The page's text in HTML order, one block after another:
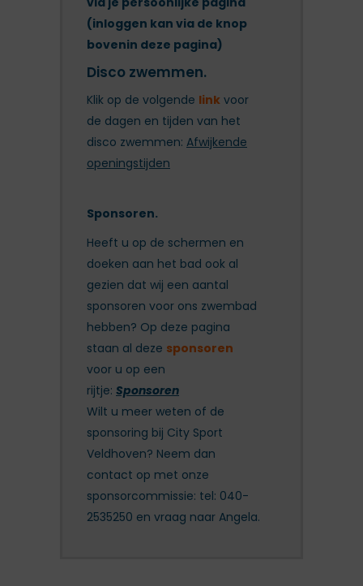
(inloggen kan via de knop
bovenin deze pagina)
Disco zwemmen.
Klik op de volgende link voor
de dagen en tijden van het
disco zwemmen: Afwijkende
openingstijden
Sponsoren.
Heeft u op de schermen en
doeken aan het bad ook al
gezien dat wij een aantal
sponsoren voor ons zwembad
hebben? Op deze pagina
staan al deze sponsoren
voor u op een
rijtje: Sponsoren
Wilt u meer weten of de
sponsoring bij City Sport
Veldhoven? Neem dan
contact op met onze
sponsorcommissie: tel: 040-
2535250 en vraag naar Angela.